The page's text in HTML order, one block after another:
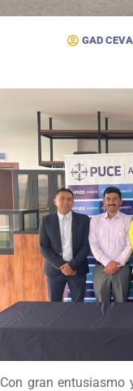
GAD
Con gran entusiasmo